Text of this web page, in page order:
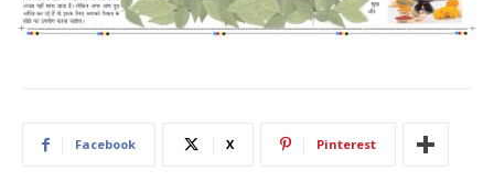
Facebook X Pinterest